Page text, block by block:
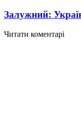
Залужний:
Читати коментарі